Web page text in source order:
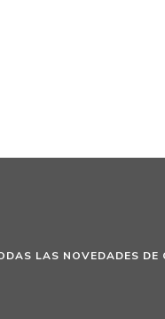
LAS NOVEDADES DE